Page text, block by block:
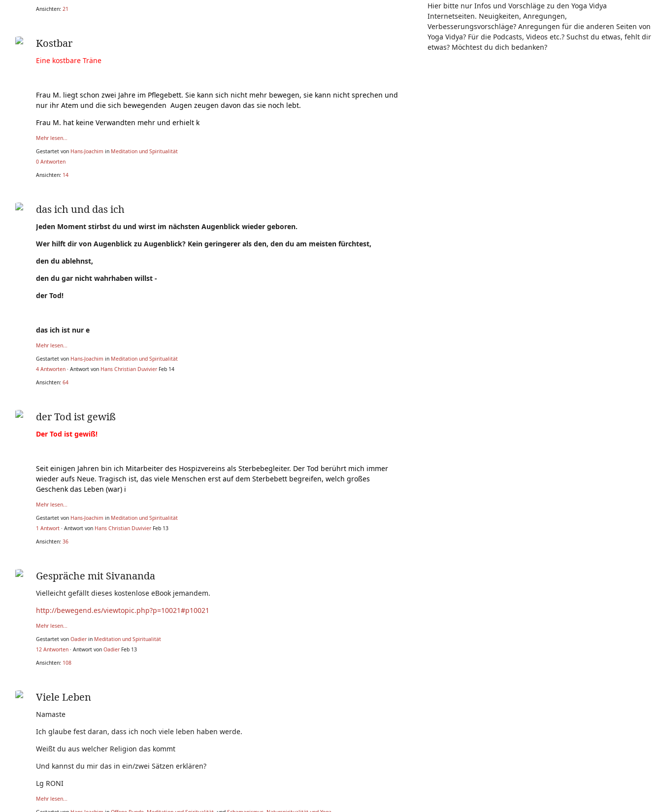
Ansichten: 21
Kostbar
Eine kostbare Träne
Frau M. liegt schon zwei Jahre im Pflegebett. Sie kann sich nicht mehr bewegen, sie kann nicht sprechen und
nur ihr Atem und die sich bewegenden Augen zeugen davon das sie noch lebt.
Frau M. hat keine Verwandten mehr und erhielt k
Mehr lesen...
Gestartet von Hans-Joachim in Meditation und Spiritualität
0 Antworten
Ansichten: 14
das ich und das ich
Jeden Moment stirbst du und wirst im nächsten Augenblick wieder geboren.
Wer hilft dir von Augenblick zu Augenblick? Kein geringerer als den, den du am meisten fürchtest,
den du ablehnst,
den du gar nicht wahrhaben willst -
der Tod!
das ich ist nur e
Mehr lesen...
Gestartet von Hans-Joachim in Meditation und Spiritualität
4 Antworten · Antwort von Hans Christian Duvivier Feb 14
Ansichten: 64
der Tod ist gewiß
Der Tod ist gewiß!
Seit einigen Jahren bin ich Mitarbeiter des Hospizvereins als Sterbebegleiter. Der Tod berührt mich immer
wieder aufs Neue. Tragisch ist, das viele Menschen erst auf dem Sterbebett begreifen, welch großes
Geschenk das Leben (war) i
Mehr lesen...
Gestartet von Hans-Joachim in Meditation und Spiritualität
1 Antwort · Antwort von Hans Christian Duvivier Feb 13
Ansichten: 36
Gespräche mit Sivananda
Vielleicht gefällt dieses kostenlose eBook jemandem.
http://bewegend.es/viewtopic.php?p=10021#p10021
Mehr lesen...
Gestartet von Oadier in Meditation und Spiritualität
12 Antworten · Antwort von Oadier Feb 13
Ansichten: 108
Viele Leben
Namaste
Ich glaube fest daran, dass ich noch viele leben haben werde.
Weißt du aus welcher Religion das kommt
Und kannst du mir das in ein/zwei Sätzen erklären?
Lg RONI
Mehr lesen...
Hier bitte nur Infos und Vorschläge zu den Yoga Vidya
Internetseiten. Neuigkeiten, Anregungen,
Verbesserungsvorschläge? Anregungen für die anderen Seiten von
Yoga Vidya? Für die Podcasts, Videos etc.? Suchst du etwas, fehlt dir
etwas? Möchtest du dich bedanken?